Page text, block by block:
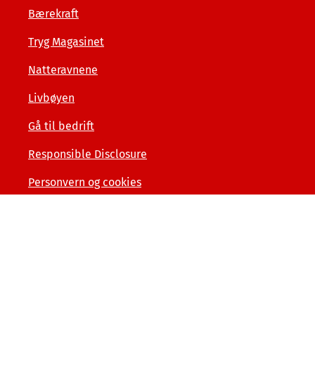
Bærekraft
Tryg Magasinet
Natteravnene
Livbøyen
Gå til bedrift
Responsible Disclosure
Personvern og cookies